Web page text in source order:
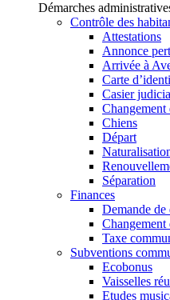
Démarches
Contrôle des
Attestations
Annonce
Arrivée à
Carte
Casier
Changement
Chiens
Départ
Séparation
Finances
Demande de
Changement
Taxe
Subventions
Ecobonus
Vaisselles
Etudes